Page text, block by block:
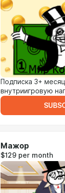
Подписка 3+
внутриигровую
Мажор
$129 per month